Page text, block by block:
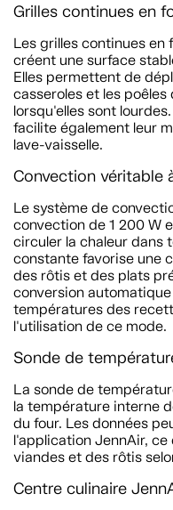
Grilles continues en
Les grilles continues
créent une surface
Elles permettent de
casseroles et les
lorsqu'elles sont
facilite également leur
lave-vaisselle.
Convection véritable
Le système de
convection de 1 200 W
circuler la chaleur dans
constante favorise une
des rôtis et des plats
conversion
températures des
l'utilisation de ce mode.
Sonde de
La sonde de
la température interne
du four. Les données
l'application JennAir,
viandes et des rôtis
Centre culinaire